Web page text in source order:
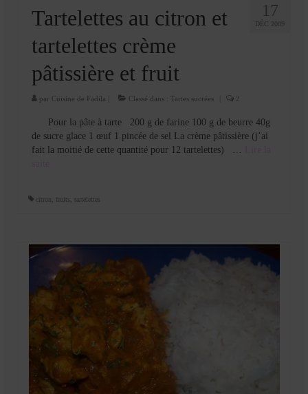
17
DÉC 2009
Tartelettes au citron et
tartelettes crème
pâtissière et fruit
par Cuisine de Fadila Classé dans : Tartes sucrées
Pour la pâte à tarte 200 g de farine 100 g de beurre 40g
de sucre glace 1 œuf 1 pincée de sel La crème pâtissière (j’ai
fait la moitié de cette quantité pour 12 tartelettes) …
citron fruits tartelettes